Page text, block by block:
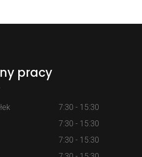
pracy
7:30 - 15:30
7:30 - 15:30
7:30 - 15:30